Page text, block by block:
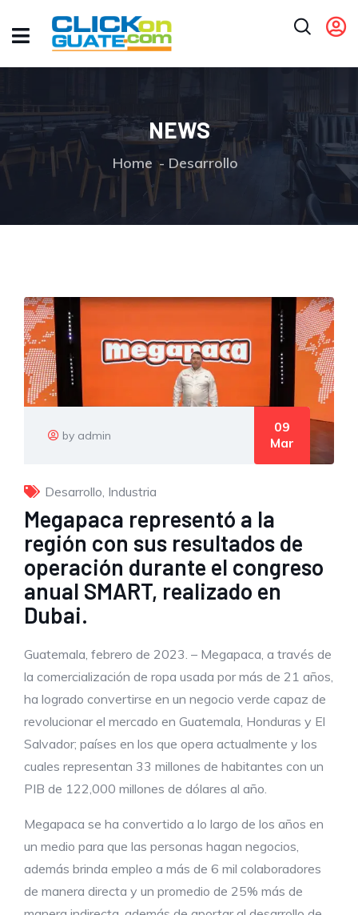
NEWS
Home Desarrollo
by admin
09
Mar
Desarrollo, Industria
Megapaca representó a la
región con sus resultados de
operación durante el congreso
anual SMART, realizado en
Dubai.
Guatemala, febrero de 2023. – Megapaca, a través de
la comercialización de ropa usada por más de 21 años,
ha logrado convertirse en un negocio verde capaz de
revolucionar el mercado en Guatemala, Honduras y El
Salvador; países en los que opera actualmente y los
cuales representan 33 millones de habitantes con un
PIB de 122,000 millones de dólares al año.
Megapaca se ha convertido a lo largo de los años en
un medio para que las personas hagan negocios,
además brinda empleo a más de 6 mil colaboradores
de manera directa y un promedio de 25% más de